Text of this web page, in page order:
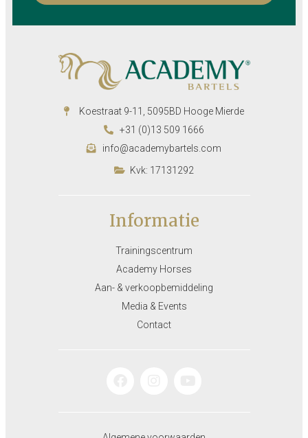
Koestraat 9-11, 5095BD Hooge Mierde
+31 (0)13 509 1666
info@academybartels.com
Kvk: 17131292
Informatie
Trainingscentrum
Academy Horses
Aan- & verkoopbemiddeling
Media & Events
Contact